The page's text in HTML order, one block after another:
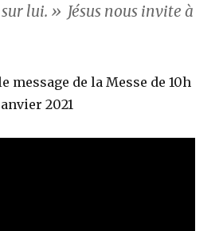
sur lui. » Jésus nous invite à
message de la Messe de 10h
2021